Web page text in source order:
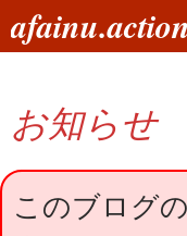
ン
へ
ス
キ
索
お知らせ
このブログ